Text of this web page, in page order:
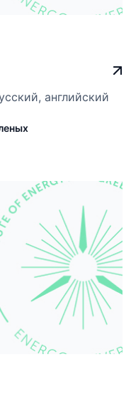
английский